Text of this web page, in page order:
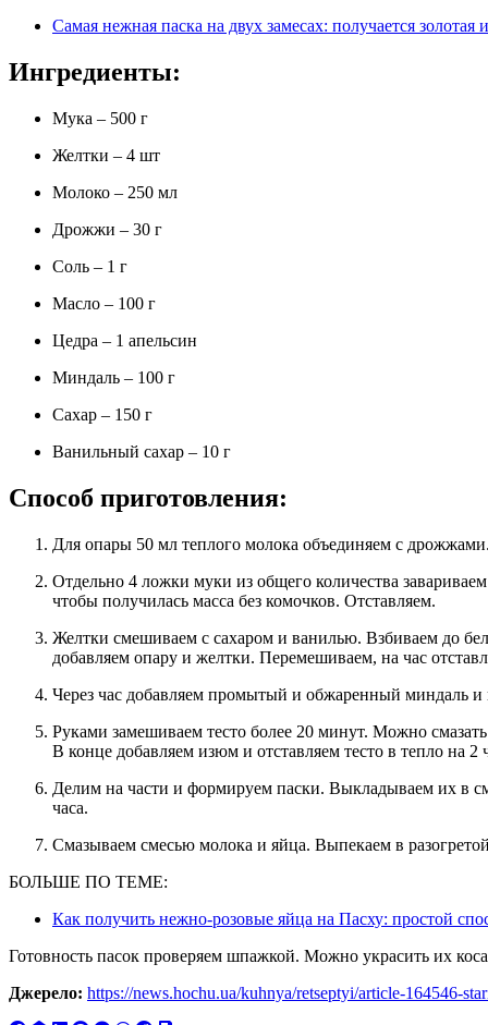
Самая нежная паска на двух замесах: получается
Ингредиенты:
Мука – 500 г
Желтки – 4 шт
Молоко – 250 мл
Дрожжи – 30 г
Соль – 1 г
Масло – 100 г
Цедра – 1 апельсин
Миндаль – 100 г
Сахар – 150 г
Ванильный сахар – 10 г
Способ приготовления:
Для опары 50 мл теплого молока объединяем с
Отдельно 4 ложки муки из общего количества завариваем молоком. После закипания замешиваем венчиком,
чтобы получилась масса без комочков. Отставляем.
Желтки смешиваем с сахаром и ванилью. Взбиваем до белого состояния. Когда заваренное тесто остынет,
добавляем опару и желтки. Перемешиваем, на час
Через час добавляем промытый и обжаренный миндаль
Руками замешиваем тесто более 20 минут. Можно смазать ладони растительным маслом, но не подсыпать муку.
В конце добавляем изюм и отставляем тесто в тепло на 2
Делим на части и формируем паски. Выкладываем их в смазанные формы и оставляем подходить еще на 1,5-2
часа.
Смазываем смесью молока и яйца. Выпекаем в
БОЛЬШЕ ПО ТЕМЕ:
Как получить нежно-розовые яйца на Пасху: простой
Готовность пасок проверяем шпажкой. Можно украсить их
Джерело: https://news.hochu.ua/kuhnya/retseptyi/article-164546-